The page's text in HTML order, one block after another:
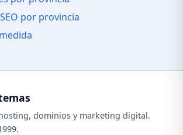
por provincia
dominios y marketing digital.